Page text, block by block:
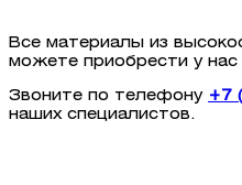
Все материалы из
можете приобрести у нас
Звоните по телефону +7
наших специалистов.